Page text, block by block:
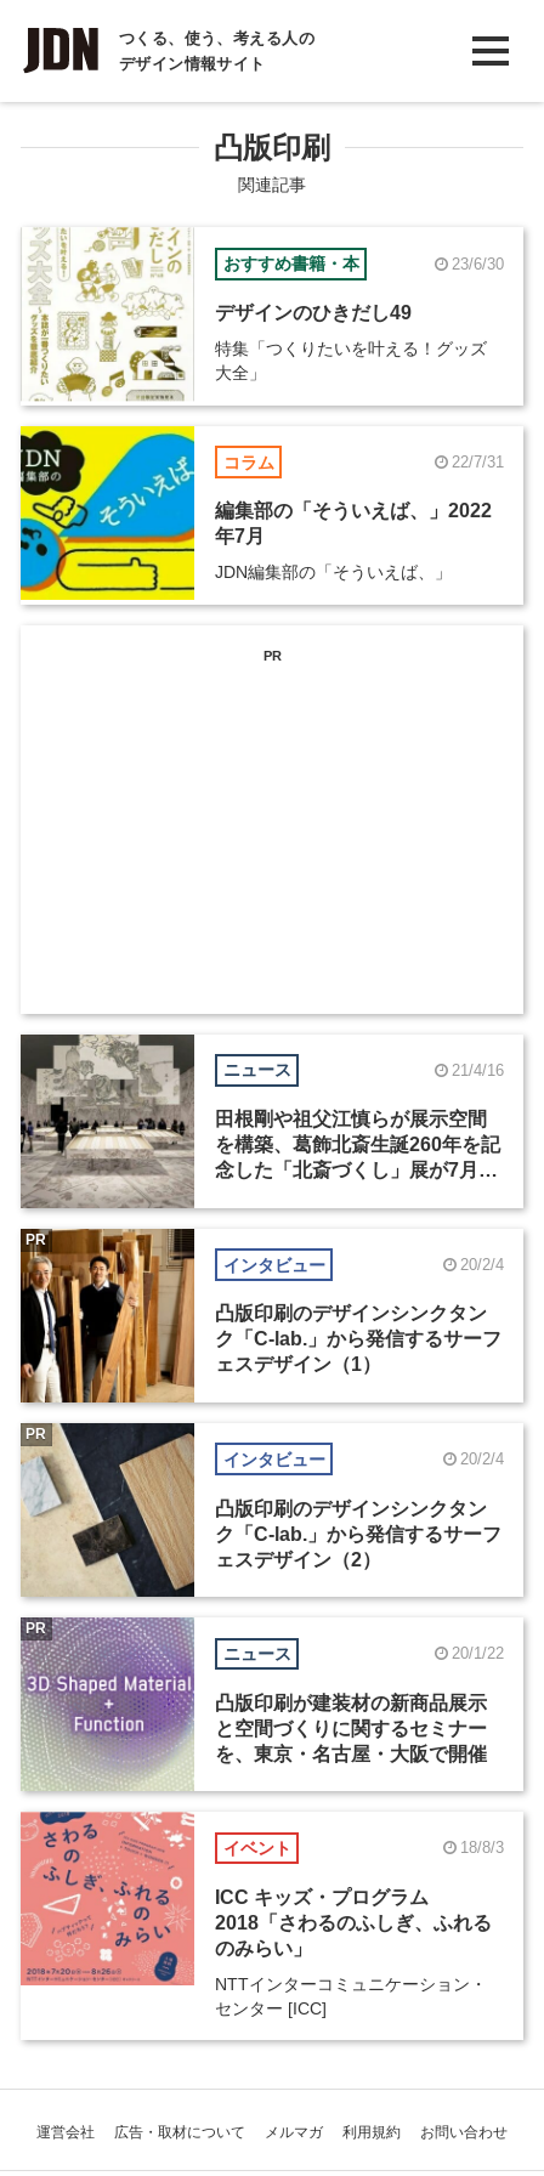
つくる、使う、考える人の
デザイン情報サイト
INTERVIEW
インタビュー
COLUMN
コラム
凸版印刷
関連記事
おすすめ書籍・本 23/6/30
デザインのひきだし49
特集「つくりたいを叶える！グッズ
大全」
コラム 22/7/31
編集部の「そういえば、」2022
年7月
JDN編集部の「そういえば、」
PR
ニュース 21/4/16
田根剛や祖父江慎らが展示空間
を構築、葛飾北斎生誕260年を記
念した「北斎づくし」展が7月開
インタビュー 20/2/4
凸版印刷のデザインシンクタン
ク「C-lab.」から発信するサーフ
ェスデザイン（1）
PR
インタビュー 20/2/4
凸版印刷のデザインシンクタン
ク「C-lab.」から発信するサーフ
ェスデザイン（2）
PR
ニュース 20/1/22
凸版印刷が建装材の新商品展示
と空間づくりに関するセミナー
を、東京・名古屋・大阪で開催
PR
イベント 18/8/3
ICC キッズ・プログラム
2018「さわるのふしぎ、ふれる
のみらい」
NTTインターコミュニケーション・
センター [ICC]
運営会社 広告・取材について メルマガ 利用規約 お問い合わせ